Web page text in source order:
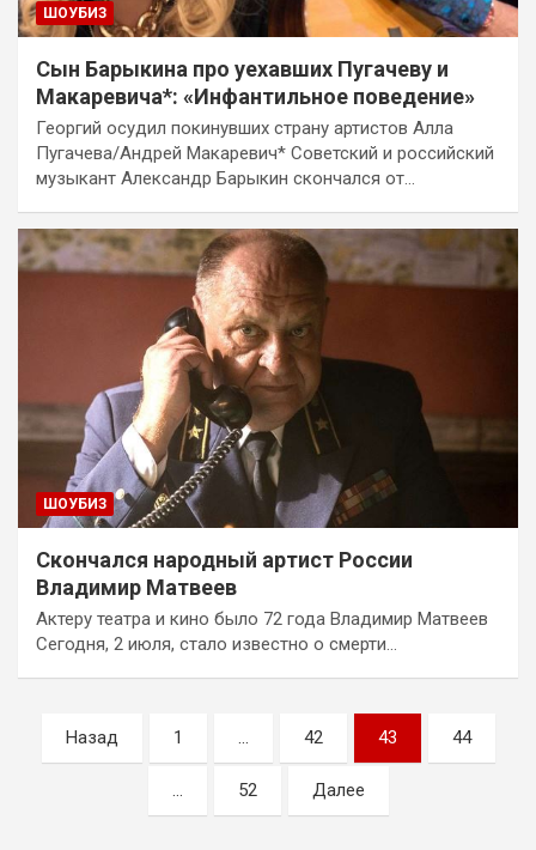
ШОУБИЗ
Сын Барыкина про уехавших Пугачеву и
Макаревича*: «Инфантильное поведение»
Георгий осудил покинувших страну артистов Алла
Пугачева/Андрей Макаревич* Советский и российский
музыкант Александр Барыкин скончался от…
ШОУБИЗ
Скончался народный артист России
Владимир Матвеев
Актеру театра и кино было 72 года Владимир Матвеев
Сегодня, 2 июля, стало известно о смерти…
Пагинация
записей
Назад 1 … 42 43 44
… 52 Далее